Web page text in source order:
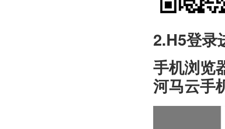
2.H5登录
手机浏览
河马云手